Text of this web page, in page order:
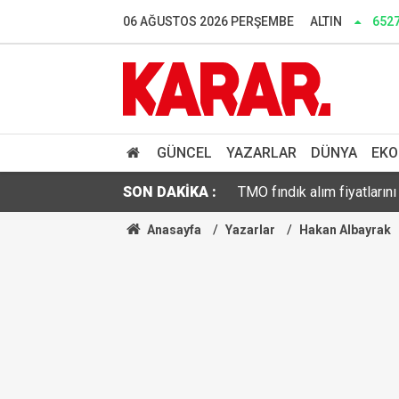
06 AĞUSTOS 2026 PERŞEMBE ALTIN
GÜNCEL YAZARLAR DÜNYA
SON DAKİKA :
Burdur'da 132 bin
Çerçeve yasaya
Klibinde tüfek
TMO fındık alım
Başsavcılık olumlu yazı
Anasayfa Yazarlar Hakan Albayrak